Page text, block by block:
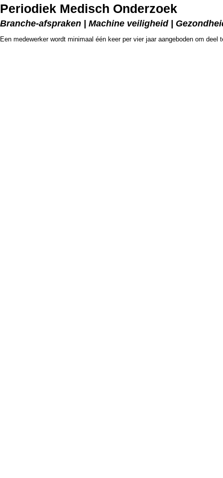
Periodiek Medisch Onderzoek
Branche-afspraken | Machine veiligheid |
Een medewerker wordt minimaal één keer per vier jaar aangeboden om